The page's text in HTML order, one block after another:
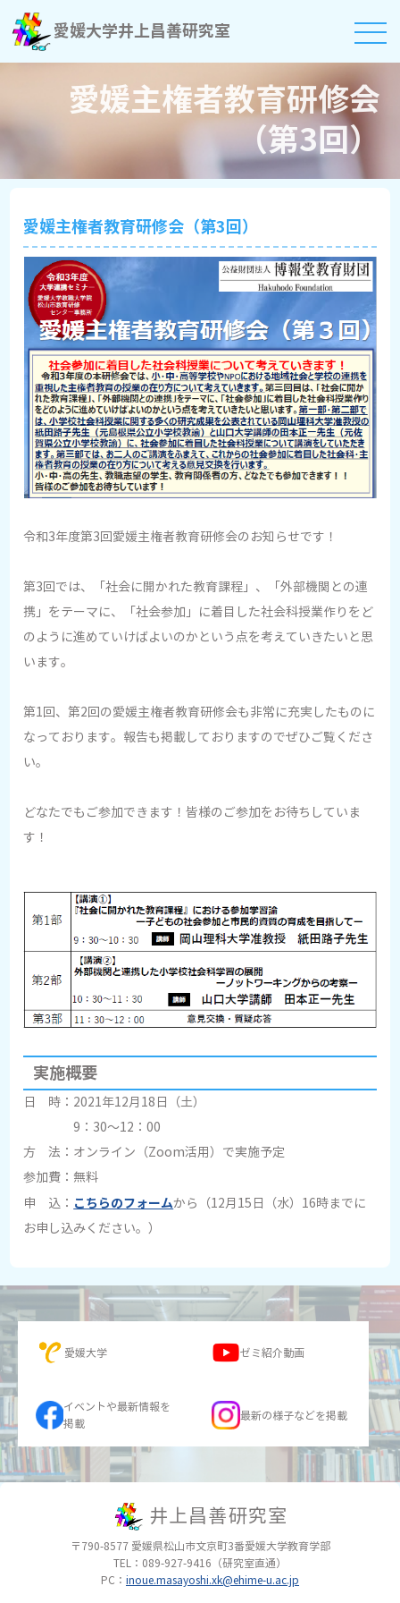
愛媛大学井上昌善研究室
愛媛主権者教育研修会
（第3回）
井上昌善研究室
〒790-8577 愛媛県松山市文京町3番愛媛大学教育学部
TEL：089-927-9416（研究室直通）
PC： inoue.masayoshi.xk@ehime-u.ac.jp
愛媛主権者教育研修会（第3回）
令和3年度第3回愛媛主権者教育研修会のお知らせです！
第3回では、「社会に開かれた教育課程」、「外部機関との連
携」をテーマに、「社会参加」に着目した社会科授業作りをど
のように進めていけばよいのかという点を考えていきたいと思
います。
第1回、第2回の愛媛主権者教育研修会も非常に充実したものに
なっております。報告も掲載しておりますのでぜひご覧くださ
い。
どなたでもご参加できます！皆様のご参加をお待ちしていま
す！
実施概要
日 時：2021年12月18日（土）
9：30～12：00
方 法：オンライン（Zoom活用）で実施予定
参加費：無料
申 込： こちらのフォームから（12月15日（水）16時までに
お申し込みください。）
愛媛大学 ゼミ紹介動画
イベントや最新情報を
掲載
最新の様子などを掲載